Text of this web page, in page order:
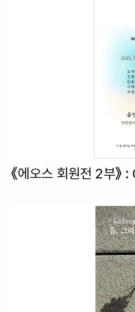
《에오스 회원전 2부》 :